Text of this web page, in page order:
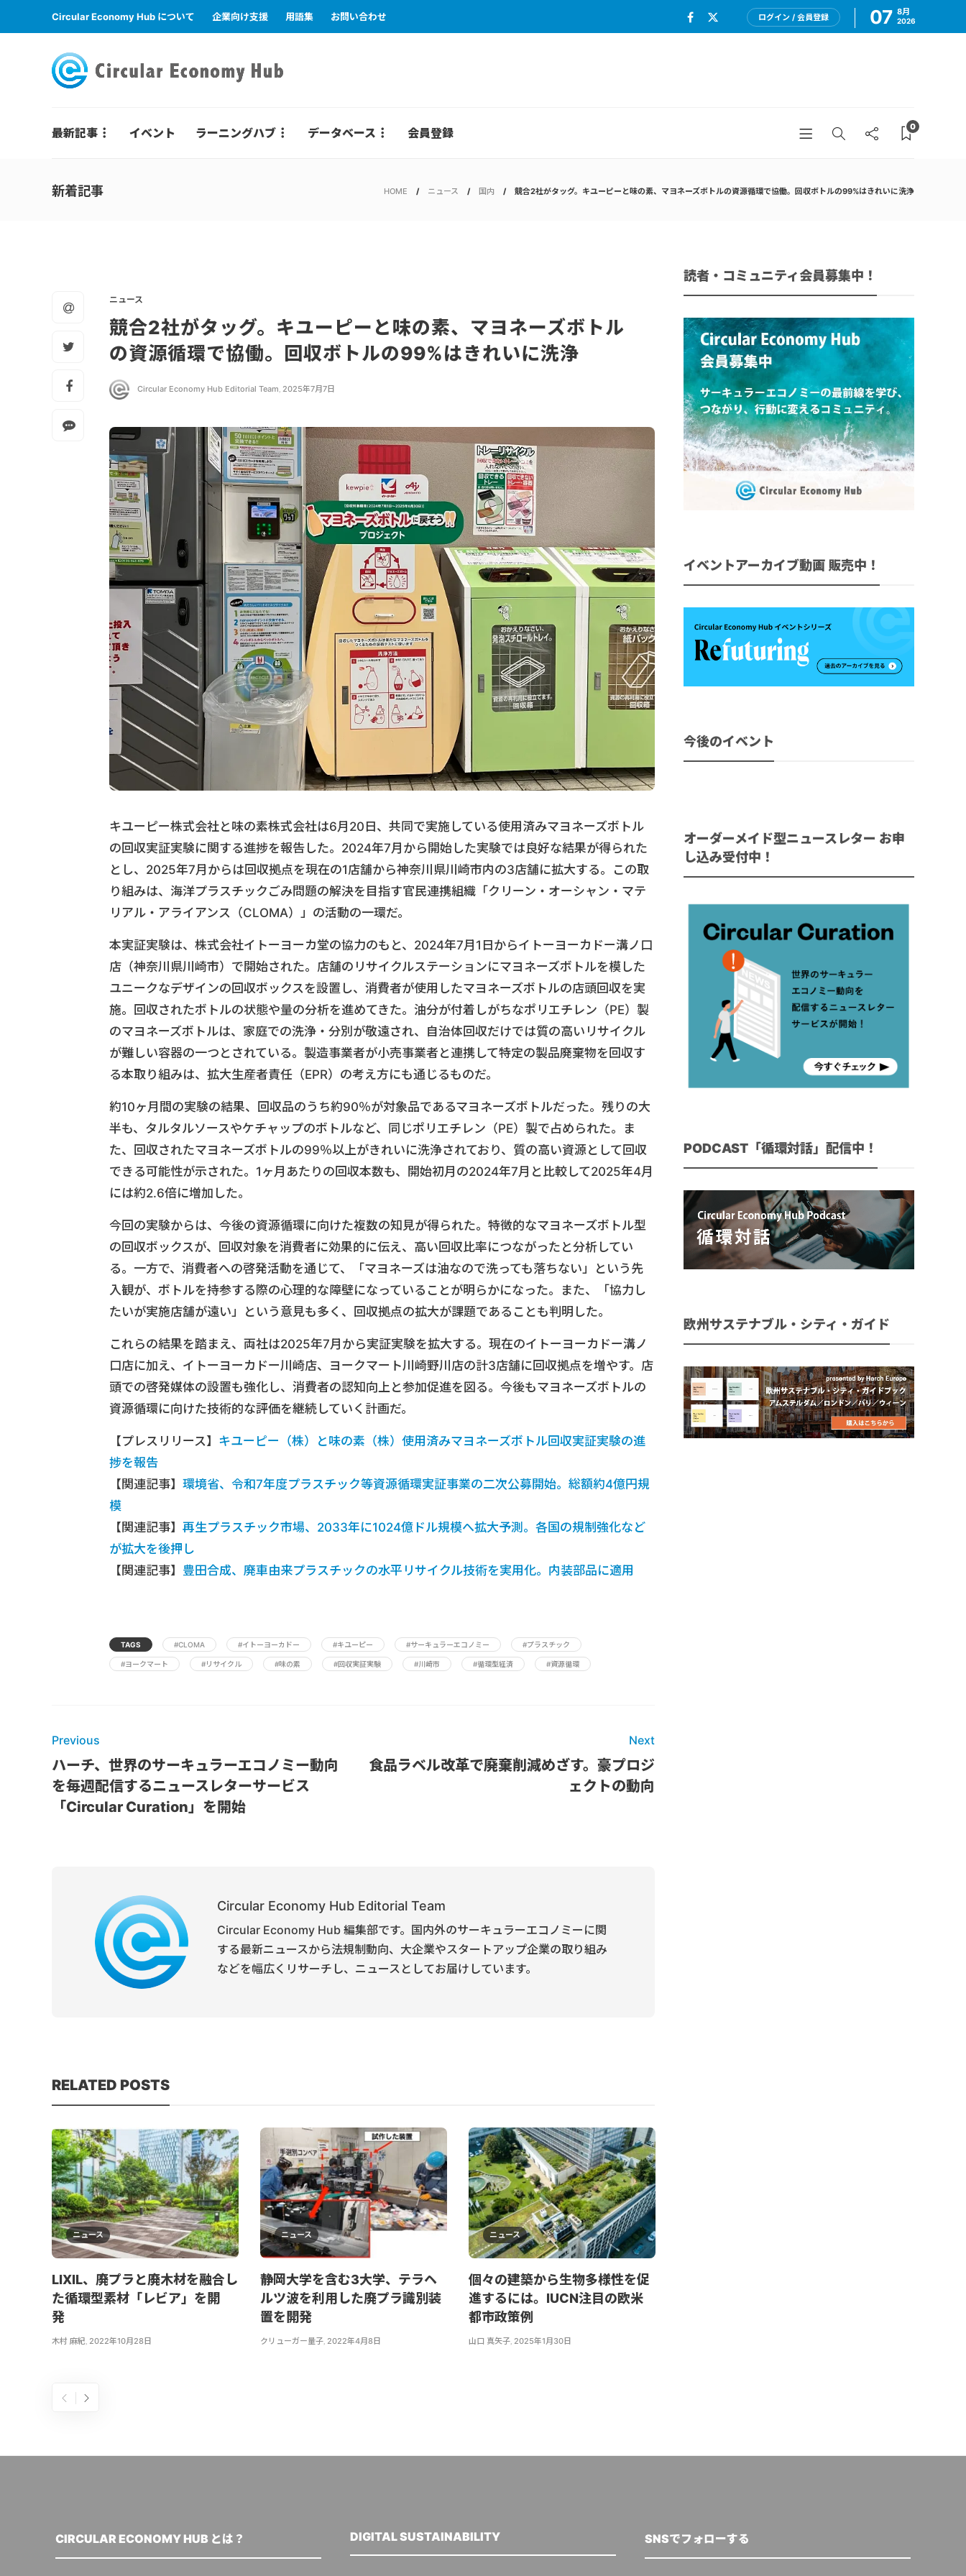
Circular Economy Hub について 企業向け支援 用語集 お問い合わせ ログイン / 会員登録 07 8月
2026
最新記事 イベント ラーニングハブ データベース 会員登録 0
新着記事 HOME ニュース 国内 競合2社がタッグ。キユーピーと味の素、マヨネーズボトルの資源循環で協働。回収ボトルの99%はきれいに洗浄
ニュース
競合2社がタッグ。キユーピーと味の素、マヨネーズボトル
の資源循環で協働。回収ボトルの99%はきれいに洗浄
Circular Economy Hub Editorial Team, 2025年7月7日
キユーピー株式会社と味の素株式会社は6月20日、共同で実施している使用済みマヨネーズボトル
の回収実証実験に関する進捗を報告した。2024年7月から開始した実験では良好な結果が得られた
とし、2025年7月からは回収拠点を現在の1店舗から神奈川県川崎市内の3店舗に拡大する。この取
り組みは、海洋プラスチックごみ問題の解決を目指す官民連携組織「クリーン・オーシャン・マテ
リアル・アライアンス（CLOMA）」の活動の一環だ。
本実証実験は、株式会社イトーヨーカ堂の協力のもと、2024年7月1日からイトーヨーカドー溝ノ口
店（神奈川県川崎市）で開始された。店舗のリサイクルステーションにマヨネーズボトルを模した
ユニークなデザインの回収ボックスを設置し、消費者が使用したマヨネーズボトルの店頭回収を実
施。回収されたボトルの状態や量の分析を進めてきた。油分が付着しがちなポリエチレン（PE）製
のマヨネーズボトルは、家庭での洗浄・分別が敬遠され、自治体回収だけでは質の高いリサイクル
が難しい容器の一つとされている。製造事業者が小売事業者と連携して特定の製品廃棄物を回収す
る本取り組みは、拡大生産者責任（EPR）の考え方にも通じるものだ。
約10ヶ月間の実験の結果、回収品のうち約90％が対象品であるマヨネーズボトルだった。残りの大
半も、タルタルソースやケチャップのボトルなど、同じポリエチレン（PE）製で占められた。ま
た、回収されたマヨネーズボトルの99％以上がきれいに洗浄されており、質の高い資源として回収
できる可能性が示された。1ヶ月あたりの回収本数も、開始初月の2024年7月と比較して2025年4月
には約2.6倍に増加した。
今回の実験からは、今後の資源循環に向けた複数の知見が得られた。特徴的なマヨネーズボトル型
の回収ボックスが、回収対象を消費者に効果的に伝え、高い回収比率につながったと分析してい
る。一方で、消費者への啓発活動を通じて、「マヨネーズは油なので洗っても落ちない」という先
入観が、ボトルを持参する際の心理的な障壁になっていることが明らかになった。また、「協力し
たいが実施店舗が遠い」という意見も多く、回収拠点の拡大が課題であることも判明した。
これらの結果を踏まえ、両社は2025年7月から実証実験を拡大する。現在のイトーヨーカドー溝ノ
口店に加え、イトーヨーカドー川崎店、ヨークマート川崎野川店の計3店舗に回収拠点を増やす。店
頭での啓発媒体の設置も強化し、消費者の認知向上と参加促進を図る。今後もマヨネーズボトルの
資源循環に向けた技術的な評価を継続していく計画だ。
【プレスリリース】 キユーピー（株）と味の素（株）使用済みマヨネーズボトル回収実証実験の進
捗を報告
【関連記事】 環境省、令和7年度プラスチック等資源循環実証事業の二次公募開始。総額約4億円規
模
【関連記事】 再生プラスチック市場、2033年に1024億ドル規模へ拡大予測。各国の規制強化など
が拡大を後押し
【関連記事】 豊田合成、廃車由来プラスチックの水平リサイクル技術を実用化。内装部品に適用
TAGS #CLOMA #イトーヨーカドー #キユーピー #サーキュラーエコノミー #プラスチック
#ヨークマート #リサイクル #味の素 #回収実証実験 #川崎市 #循環型経済 #資源循環
Previous
ハーチ、世界のサーキュラーエコノミー動向
を毎週配信するニュースレターサービス
「Circular Curation」を開始
Next
食品ラベル改革で廃棄削減めざす。豪プロジ
ェクトの動向
Circular Economy Hub Editorial Team
Circular Economy Hub 編集部です。国内外のサーキュラーエコノミーに関
する最新ニュースから法規制動向、大企業やスタートアップ企業の取り組み
などを幅広くリサーチし、ニュースとしてお届けしています。
RELATED POSTS
ニュース
LIXIL、廃プラと廃木材を融合し
た循環型素材「レビア」を開
発
木村 麻紀, 2022年10月28日
ニュース
静岡大学を含む3大学、テラヘ
ルツ波を利用した廃プラ識別装
置を開発
クリューガー量子, 2022年4月8日
ニュース
個々の建築から生物多様性を促
進するには。IUCN注目の欧米
都市政策例
山口 真矢子, 2025年1月30日
読者・コミュニティ会員募集中！
イベントアーカイブ動画 販売中！
今後のイベント
オーダーメイド型ニュースレター お申
し込み受付中！
PODCAST「循環対話」配信中！
欧州サステナブル・シティ・ガイド
CIRCULAR ECONOMY HUB とは？ DIGITAL SUSTAINABILITY SNSでフォローする